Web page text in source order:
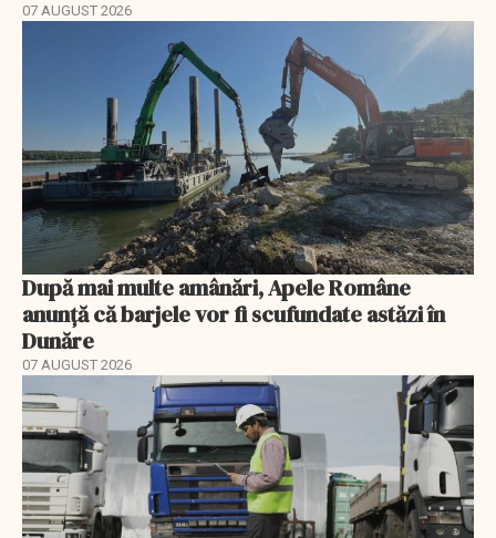
07 AUGUST 2026
După mai multe amânări, Apele Române
anunță că barjele vor fi scufundate astăzi în
Dunăre
07 AUGUST 2026